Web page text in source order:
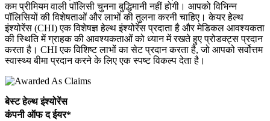
कम प्रीमियम वाली पॉलिसी चुनना बुद्धिमानी नहीं होगी। आपको विभिन्न
पॉलिसियों की विशेषताओं और लाभों की तुलना करनी चाहिए। केयर हेल्थ
इंश्योरेंस (CHI) एक विशेषज्ञ हेल्थ इंश्योरेंस प्रदाता है और मेडिकल आवश्यकता
की स्थिति में ग्राहक की आवश्यकताओं को ध्यान में रखते हुए प्रोडक्ट्स प्रदान
करता है। CHI एक विशिष्ट लाभों का सेट प्रदान करता है, जो आपको सर्वोत्तम
स्वास्थ्य बीमा प्रदान करने के लिए एक स्पष्ट विकल्प देता है।
बेस्ट हेल्थ इंश्योरेंस
कंपनी ऑफ द ईयर*